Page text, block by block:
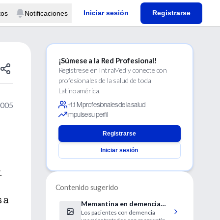
Notificaciones Iniciar sesión Registrarse
a
¡Súmese a la Red Profesional!
Regístrese en IntraMed y conecte con
profesionales de la salud de toda
Latinoamérica.
+1.1 M profesionales de la salud
Impulse su perfil
Registrarse
Iniciar sesión
Contenido sugerido
Memantina en demencia
vascular
Los pacientes con demencia